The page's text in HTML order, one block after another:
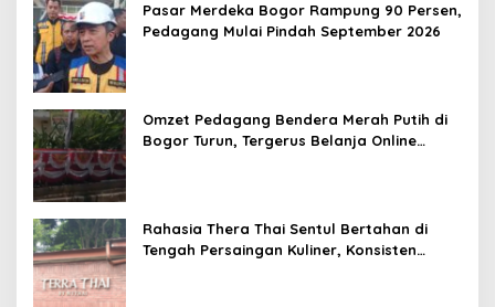
Pasar Merdeka Bogor Rampung 90 Persen,
Pedagang Mulai Pindah September 2026
Omzet Pedagang Bendera Merah Putih di
Bogor Turun, Tergerus Belanja Online
Rahasia Thera Thai Sentul Bertahan di
Tengah Persaingan Kuliner, Konsisten